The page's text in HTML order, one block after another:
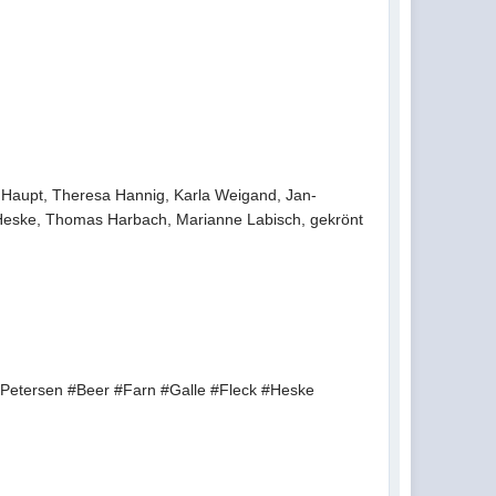
Theresa Hannig, Karla Weigand, Jan-
Thomas Harbach, Marianne Labisch, gekrönt
#Beer #Farn #Galle #Fleck #Heske